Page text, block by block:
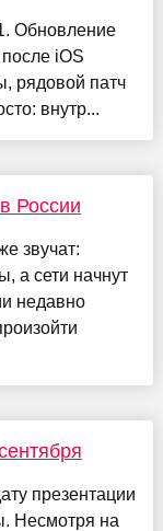
Обновление
iOS
рядовой патч
внутр...
России
звучат:
а сети начнут
недавно
презентации
Несмотря на